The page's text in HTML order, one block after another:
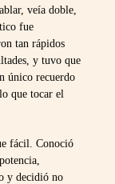
veía doble,
fue
tan rápidos
y tuvo que
único recuerdo
que tocar el
fácil. Conoció
y decidió no